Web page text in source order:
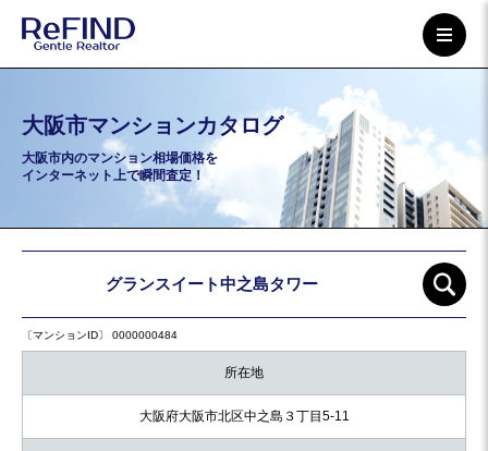
大阪市マンションカタログ
大阪市内のマンション相場価格を
インターネット上で瞬間査定！
グランスイート中之島タワー
〔マンションID〕 0000000484
所在地
大阪府大阪市北区中之島３丁目5-11